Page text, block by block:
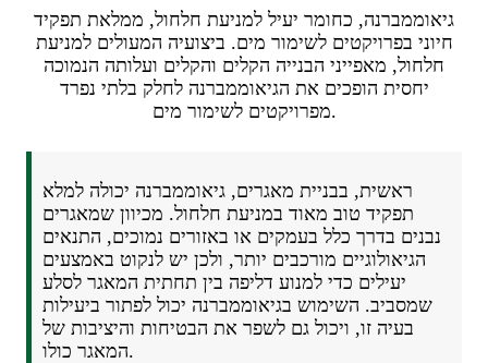
גיאוממברנה, כחומר יעיל למניעת חלחול, ממלאת תפקיד
חיוני בפרויקטים לשימור מים. ביצועיה המעולים למניעת
חלחול, מאפייני הבנייה הקלים והקלים ועלותה הנמוכה
יחסית הופכים את הגיאוממברנה לחלק בלתי נפרד
מפרויקטים לשימור מים.
ראשית, בבניית מאגרים, גיאוממברנה יכולה למלא
תפקיד טוב מאוד במניעת חלחול. מכיוון שמאגרים
נבנים בדרך כלל בעמקים או באזורים נמוכים, התנאים
הגיאולוגיים מורכבים יותר, ולכן יש לנקוט באמצעים
יעילים כדי למנוע דליפה בין תחתית המאגר לסלע
שמסביב. השימוש בגיאוממברנה יכול לפתור ביעילות
בעיה זו, ויכול גם לשפר את הבטיחות והיציבות של
המאגר כולו.